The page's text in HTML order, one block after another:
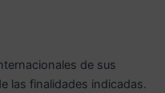
de sus
las finalidades indicadas.